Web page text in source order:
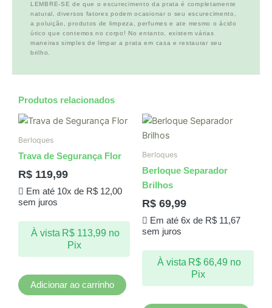
LEMBRE-SE de que o escurecimento da prata é completamente
natural, diversos fatores podem ocasionar o seu escurecimento,
a poluição, produtos de limpeza, perfumes e ate mesmo o ácido
úrico que contemos no corpo! No entanto, existem várias
maneiras simples de limpar a prata em casa e restaurar seu
brilho.
Produtos relacionados
Berloques
Trava de Segurança Flor
R$ 119,99
Em até 10x de R$12,00
sem juros
À vista R$ 113,99 no
Pix
Adicionar ao carrinho
Berloques
Berloque Separador
Brilhos
R$ 69,99
Em até 6x de R$11,67
sem juros
À vista R$ 66,49 no
Pix